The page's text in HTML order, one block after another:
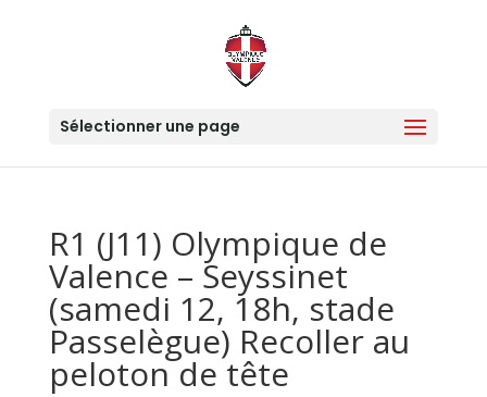
Sélectionner une page
R1 (J11) Olympique de
Valence – Seyssinet
(samedi 12, 18h, stade
Passelègue) Recoller au
peloton de tête